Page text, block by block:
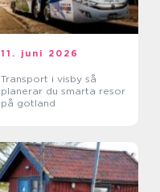
11. juni 2026
Transport i visby så
planerar du smarta resor
på gotland